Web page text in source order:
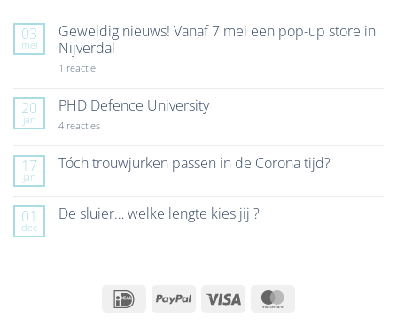
03
mei
Geweldig nieuws! Vanaf 7 mei een pop-up store in
Nijverdal
1 reactieop
Vanaf
7
mei
up
store
20
jan
PHD Defence University
4 reactiesop
University
17
jan
Tóch trouwjurken passen in de Corona tijd?
Tóch
01
dec
De sluier… welke lengte kies jij ?
IDeal PayPal Visa